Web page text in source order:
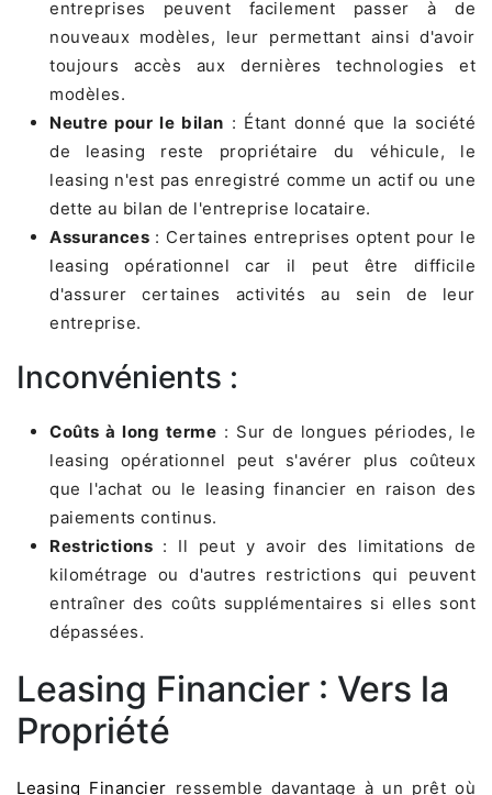
entreprises peuvent facilement passer à de
nouveaux modèles, leur permettant ainsi d'avoir
toujours accès aux dernières technologies et
modèles.
Neutre pour le bilan : Étant donné que la société
de leasing reste propriétaire du véhicule, le
leasing n'est pas enregistré comme un actif ou une
dette au bilan de l'entreprise locataire.
Assurances : Certaines entreprises optent pour le
leasing opérationnel car il peut être difficile
d'assurer certaines activités au sein de leur
entreprise.
Inconvénients :
Coûts à long terme : Sur de longues périodes, le
leasing opérationnel peut s'avérer plus coûteux
que l'achat ou le leasing financier en raison des
paiements continus.
Restrictions : Il peut y avoir des limitations de
kilométrage ou d'autres restrictions qui peuvent
entraîner des coûts supplémentaires si elles sont
dépassées.
Leasing Financier : Vers la
Propriété
Leasing Financier ressemble davantage à un prêt où